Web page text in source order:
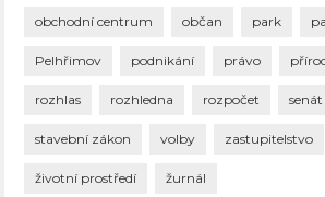
obchodní centrum občan park
Pelhřimov podnikání právo
rozhlas rozhledna rozpočet senát
stavební zákon volby zastupitelstvo
životní prostředí žurnál